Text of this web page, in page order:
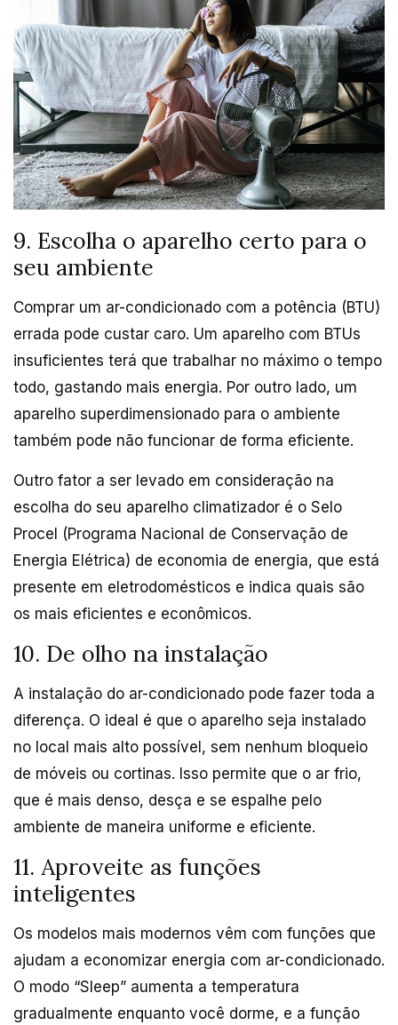
9. Escolha o aparelho certo para o
seu ambiente
Comprar um ar-condicionado com a potência (BTU)
errada pode custar caro. Um aparelho com BTUs
insuficientes terá que trabalhar no máximo o tempo
todo, gastando mais energia. Por outro lado, um
aparelho superdimensionado para o ambiente
também pode não funcionar de forma eficiente.
Outro fator a ser levado em consideração na
escolha do seu aparelho climatizador é o Selo
Procel (Programa Nacional de Conservação de
Energia Elétrica) de economia de energia, que está
presente em eletrodomésticos e indica quais são
os mais eficientes e econômicos.
10. De olho na instalação
A instalação do ar-condicionado pode fazer toda a
diferença. O ideal é que o aparelho seja instalado
no local mais alto possível, sem nenhum bloqueio
de móveis ou cortinas. Isso permite que o ar frio,
que é mais denso, desça e se espalhe pelo
ambiente de maneira uniforme e eficiente.
11. Aproveite as funções
inteligentes
Os modelos mais modernos vêm com funções que
ajudam a economizar energia com ar-condicionado.
O modo “Sleep” aumenta a temperatura
gradualmente enquanto você dorme, e a função